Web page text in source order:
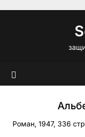
Роман, 1947, 336